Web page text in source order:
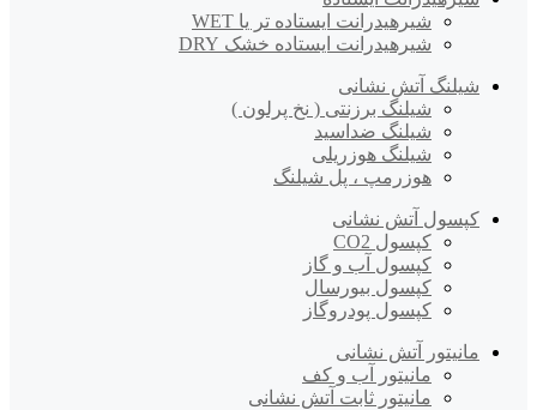
شیرهیدرانت ایستاده تر یا WET
شیرهیدرانت ایستاده خشک DRY
شیلنگ آتش نشانی
شیلنگ برزنتی ( نخ پرلون )
شیلنگ ضداسید
شیلنگ هوزریلی
هوزرمپ ، پل شیلنگ
کپسول آتش نشانی
کپسول CO2
کپسول آب و گاز
کپسول بیورسال
کپسول پودروگاز
مانیتور آتش نشانی
مانیتور آب و کف
مانیتور ثابت آتش نشانی